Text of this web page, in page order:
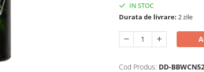
IN STOC
Durata de livrare: 2 zile
Cod Produs: DD-